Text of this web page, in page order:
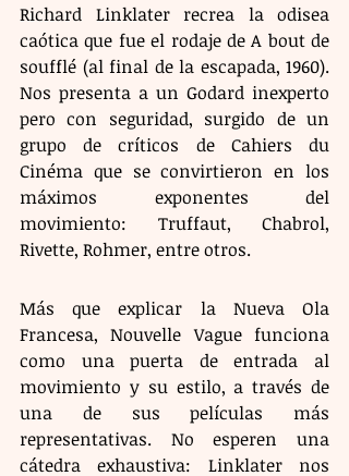
Richard Linklater recrea la odisea
caótica que fue el rodaje de A bout de
soufflé (al final de la escapada, 1960).
Nos presenta a un Godard inexperto
pero con seguridad, surgido de un
grupo de críticos de Cahiers du
Cinéma que se convirtieron en los
máximos exponentes del
movimiento: Truffaut, Chabrol,
Rivette, Rohmer, entre otros.
Más que explicar la Nueva Ola
Francesa, Nouvelle Vague funciona
como una puerta de entrada al
movimiento y su estilo, a través de
una de sus películas más
representativas. No esperen una
cátedra exhaustiva: Linklater nos